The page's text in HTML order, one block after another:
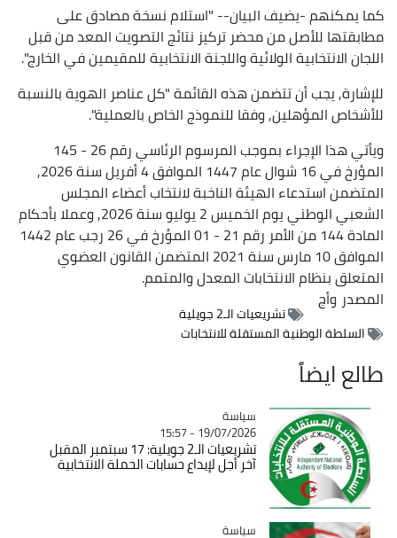
كما يمكنهم -يضيف البيان-- "استلام نسخة مصادق على
مطابقتها للأصل من محضر تركيز نتائج التصويت المعد من قبل
اللجان الانتخابية الولائية واللجنة الانتخابية للمقيمين في الخارج".
للإشارة, يجب أن تتضمن هذه القائمة "كل عناصر الهوية بالنسبة
للأشخاص المؤهلين, وفقا للنموذج الخاص بالعملية".
ويأتي هذا الإجراء بموجب المرسوم الرئاسي رقم 26 - 145
المؤرخ في 16 شوال عام 1447 الموافق 4 أفريل سنة 2026,
المتضمن استدعاء الهيئة الناخبة لانتخاب أعضاء المجلس
الشعبي الوطني يوم الخميس 2 يوليو سنة 2026, وعملا بأحكام
المادة 144 من الأمر رقم 21 - 01 المؤرخ في 26 رجب عام 1442
الموافق 10 مارس سنة 2021 المتضمن القانون العضوي
المتعلق بنظام الانتخابات المعدل والمتمم.
المصدروأج
تشريعيات الـ2 جويلية
السلطة الوطنية المستقلة للانتخابات
طالع ايضاً
Catégorie
سياسة
19/07/2026 - 15:57
تشريعيات الـ2 جويلية: 17 سبتمبر المقبل
آخر أجل لإيداع حسابات الحملة الانتخابية
Catégorie
سياسة